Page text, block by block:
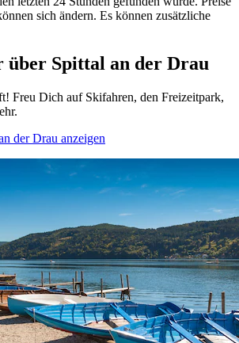
sich ändern. Es können zusätzliche
über Spittal an der Drau
Freu Dich auf Skifahren, den Freizeitpark,
der Drau anzeigen